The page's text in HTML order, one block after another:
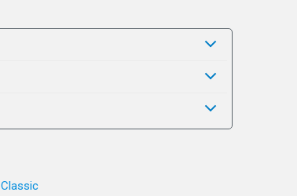
Classic